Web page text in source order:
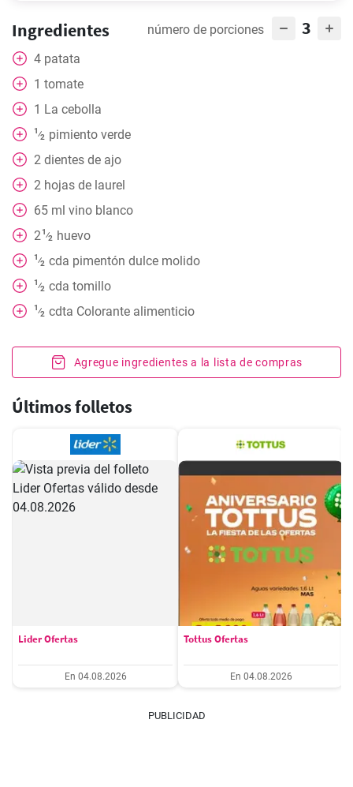
Ingredientes número de porciones 3
4 patata
1 tomate
1 La cebolla
1⁄2
pimiento verde
2 dientes de ajo
2 hojas de laurel
65 ml vino blanco
21⁄2 huevo
1⁄2 cda pimentón dulce molido
1⁄2 cda tomillo
1⁄2 cdta Colorante alimenticio
Agregue ingredientes a la lista de compras
Últimos folletos
Lider Ofertas
En 04.08.2026
Tottus Ofertas
En 04.08.2026
PUBLICIDAD